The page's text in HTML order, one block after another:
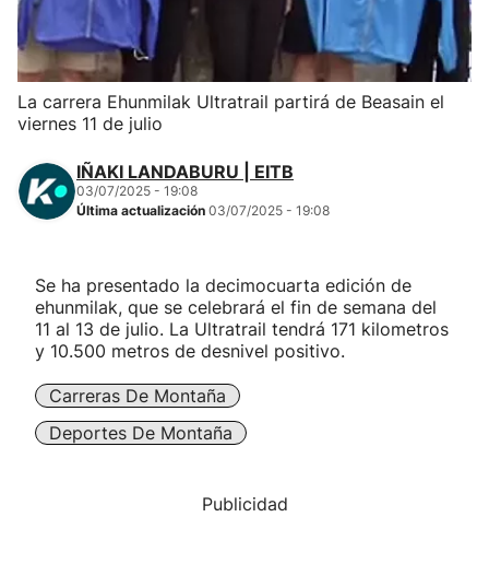
Balonmano
Kirolak 360
Carreras de montaña
"Helmuga"
La carrera Ehunmilak Ultratrail partirá de Beasain el
viernes 11 de julio
IÑAKI LANDABURU | EITB
03/07/2025 - 19:08
Última actualización 03/07/2025 - 19:08
Se ha presentado la decimocuarta edición de
ehunmilak, que se celebrará el fin de semana del
11 al 13 de julio. La Ultratrail tendrá 171 kilometros
y 10.500 metros de desnivel positivo.
Carreras De Montaña
Deportes De Montaña
Publicidad